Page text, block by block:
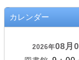
カレンダー
2026年08月